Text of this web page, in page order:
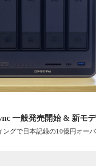
一般発売開始 & 新モ
ングで日本記録の10億円オー